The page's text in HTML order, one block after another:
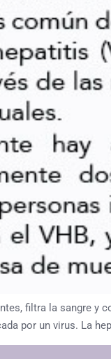
filtra la sangre y
por un virus. La